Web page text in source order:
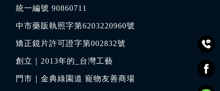
統一編號 90860711
中市藥販執照字第6203220960號
矯正鏡片許可證字第002832號
創立｜2013年的_台灣工藝
門市｜金典綠園道 寵物友善商場